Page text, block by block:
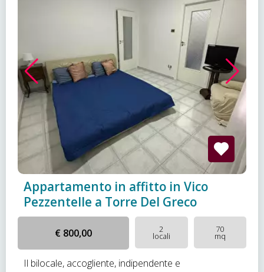
Appartamento in affitto in Vico
Pezzentelle a Torre Del Greco
€ 800,00 2
locali
70
mq
Il bilocale, accogliente, indipendente e